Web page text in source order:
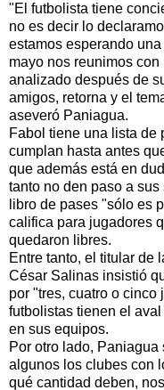
"El futbolista tiene
no es decir lo
estamos esperando
mayo nos reunimos
analizado después de
amigos, retorna y el
aseveró Paniagua.
Fabol tiene una lista de
cumplan hasta antes
que además está en
tanto no den paso a
libro de pases "sólo es
califica para jugadores
quedaron libres.
Entre tanto, el titular de
César Salinas insistió
por "tres, cuatro o
futbolistas tienen el
en sus equipos.
Por otro lado,
algunos los clubes con
qué cantidad deben,